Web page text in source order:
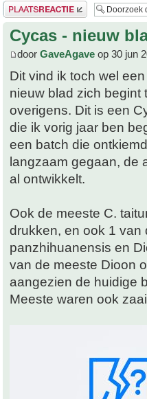
Plaats een reactie
Cycas - nieuw
door GaveAgave op 30 jun
Dit vind ik toch wel
nieuw blad zich begint
overigens. Dit is een
die ik vorig jaar ben
een batch die
langzaam gegaan, de
al ontwikkelt.
Ook de meeste C.
drukken, en ook 1 van
panzhihuanensis en
van de meeste Dioon
aangezien de huidige
Meeste waren ook